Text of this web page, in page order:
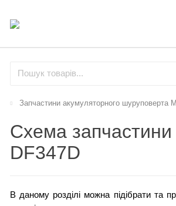
Запчастини акумуляторного шуруповерта
Схема
DF347D
В даному розділі можна підібрати та